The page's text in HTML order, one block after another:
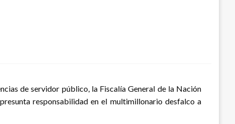
de servidor público, la Fiscalía General de la Nación
responsabilidad en el multimillonario desfalco a